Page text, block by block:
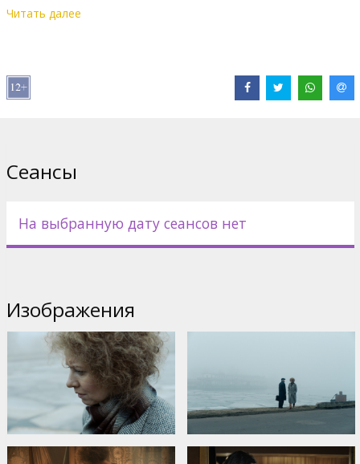
В ролях:
Darius Meškauskas,Gints Grāvelis,
Ilze Ķuzule-Skrastiņa
Читать далее
Сеансы
На выбранную дату сеансов нет
Изображения